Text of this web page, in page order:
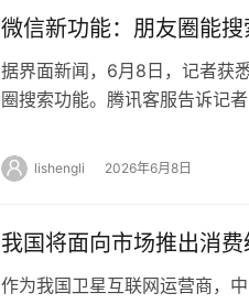
微信新功能：朋友圈能搜
据界面新闻，6月8日，记者获
圈搜索功能。腾讯客服告诉记
lishengli 2026年6月8日
我国将面向市场推出消
作为我国卫星互联网运营商，